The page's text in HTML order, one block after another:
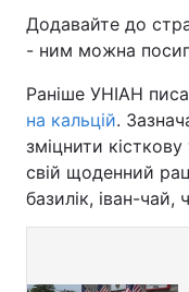
Додавайте до
- ним можна
Раніше УНІАН
на кальцій.
зміцнити
свій щоденний
базилік, іван-